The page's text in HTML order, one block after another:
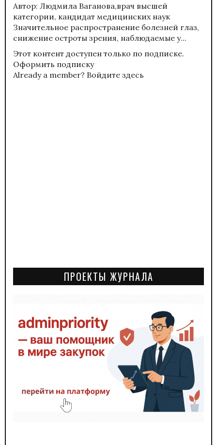
Автор: Людмила Ваганова,врач высшей
категории, кандидат медицинских наук
Значительное распространение болезней глаз,
снижение остроты зрения, наблюдаемые у...
Этот контент доступен только по подписке.
Оформить подписку
Already a member? Войдите здесь
ПРОЕКТЫ ЖУРНАЛА